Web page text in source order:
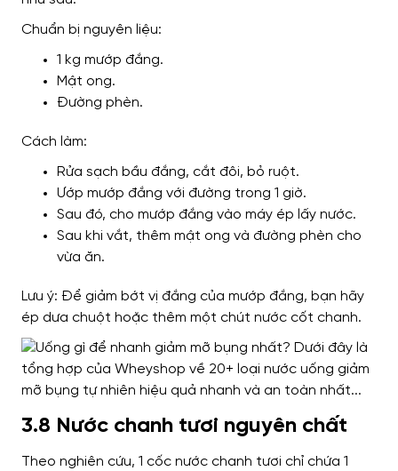
Chuẩn bị nguyên liệu:
1 kg mướp đắng.
Mật ong.
Đường phèn.
Cách làm:
Rửa sạch bầu đắng, cắt đôi, bỏ ruột.
Ướp mướp đắng với đường trong 1 giờ.
Sau đó, cho mướp đắng vào máy ép lấy nước.
Sau khi vắt, thêm mật ong và đường phèn cho
vừa ăn.
Lưu ý: Để giảm bớt vị đắng của mướp đắng, bạn hãy
ép dưa chuột hoặc thêm một chút nước cốt chanh.
3.8 Nước chanh tươi nguyên chất
Theo nghiên cứu, 1 cốc nước chanh tươi chỉ chứa 1